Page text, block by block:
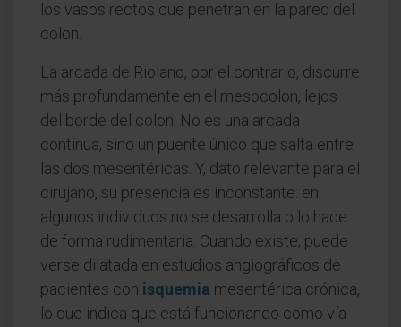
los vasos rectos que penetran en la pared del
colon.
La arcada de Riolano, por el contrario, discurre
más profundamente en el mesocolon, lejos
del borde del colon. No es una arcada
continua, sino un puente único que salta entre
las dos mesentéricas. Y, dato relevante para el
cirujano, su presencia es inconstante: en
algunos individuos no se desarrolla o lo hace
de forma rudimentaria. Cuando existe, puede
verse dilatada en estudios angiográficos de
pacientes con isquemia mesentérica crónica,
lo que indica que está funcionando como vía